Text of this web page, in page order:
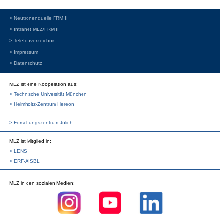
> Neutronenquelle FRM II
> Intranet MLZ/FRM II
> Telefonverzeichnis
> Impressum
> Datenschutz
MLZ ist eine Kooperation aus:
> Technische Universität München
> Helmholtz-Zentrum Hereon
> Forschungszentrum Jülich
MLZ ist Mitglied in:
> LENS
> ERF-AISBL
MLZ in den sozialen Medien: